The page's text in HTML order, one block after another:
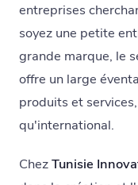
entreprises
soyez une petite
grande marque, le
offre un large
produits et
qu'international.
ChezTunisie